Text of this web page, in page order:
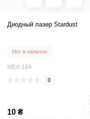
Диодный лазер Stardust
Нет в наличии
MEX-164
0
10 ₴